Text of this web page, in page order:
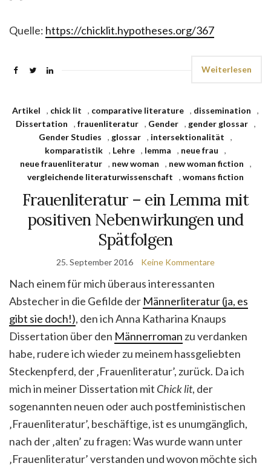
Quelle: https://chicklit.hypotheses.org/367
Weiterlesen
Artikel , chick lit , comparative literature , dissemination
,
Dissertation
, frauenliteratur , Gender , gender glossar
,
Gender Studies
, glossar , intersektionalität
,
komparatistik , Lehre , lemma , neue frau
,
neue frauenliteratur
, new woman , new woman fiction
,
vergleichende literaturwissenschaft
, womans fiction
Frauenliteratur – ein Lemma mit
positiven Nebenwirkungen und
Spätfolgen
25. September 2016 Keine Kommentare
Nach einem für mich überaus interessanten
Abstecher in die Gefilde der Männerliteratur (ja, es
gibt sie doch!), den ich Anna Katharina Knaups
Dissertation über den Männerroman zu verdanken
habe, rudere ich wieder zu meinem hassgeliebten
Steckenpferd, der ‚Frauenliteratur’, zurück. Da ich
mich in meiner Dissertation mit Chick lit, der
sogenannten neuen oder auch postfeministischen
‚Frauenliteratur’, beschäftige, ist es unumgänglich,
nach der ‚alten’ zu fragen: Was wurde wann unter
‚Frauenliteratur’ verstanden und wovon möchte sich